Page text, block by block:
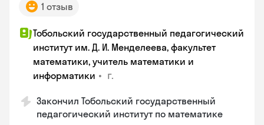
1 отзыв
Тобольский государственный педагогический
институт им. Д. И. Менделеева, факультет
математики, учитель математики и
информатики • г.
Закончил Тобольский государственный
педагогический институт по математике